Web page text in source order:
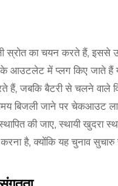
का चयन करते हैं, इससे
के आउटलेट में प्लग किए जाते हैं
हैं, जबकि बैटरी से चलने वाले
बिजली जाने पर चेकआउट
की जाए, स्थायी खुदरा
है, क्योंकि यह चुनाव